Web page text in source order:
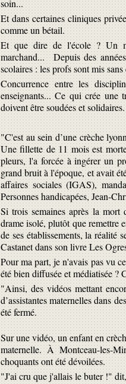
soin...
Et dans certaines cliniques
comme un bétail.
Et que dire de l'école ? Un
marchand...Depuis des
scolaires : les profs sont mis
Concurrence entre les
enseignants... Ce qui crée une
doivent être soudées et solidaires.
"C'est au sein d’une crèche
Une fillette de 11 mois est
pleurs, l'a forcée à ingérer un
grand bruit à l'époque, et avait
affaires sociales (IGAS),
Personnes handicapées, Jean-
Si trois semaines après la
drame isolé, plutôt que remettre
de ses établissements, la réalité
Castanet dans son livre Les
Pour ma part, je n'avais pas vu
été bien diffusée et médiatisée ?
"Ainsi, des vidéos mettant
d’assistantes maternelles dans
été fermé.
Sur une vidéo, un enfant en
maternelle. À Montceau-les-
choquants ont été dévoilées.
"J'ai cru que j'allais le buter !"